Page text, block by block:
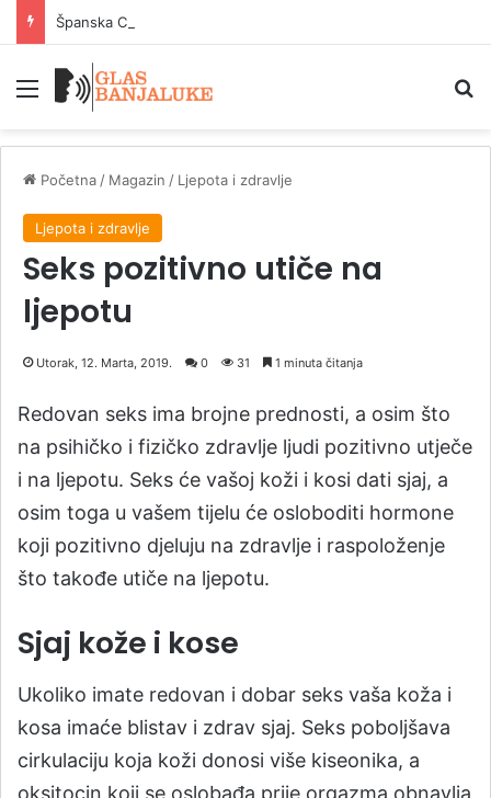
Meni
Početna / Magazin / Ljepota i zdravlje
Ljepota i zdravlje
Seks pozitivno utiče na
ljepotu
Utorak, 12. Marta, 2019. 0 31 1 minuta čitanja
Redovan seks ima brojne prednosti, a osim što
na psihičko i fizičko zdravlje ljudi pozitivno utječe
i na ljepotu. Seks će vašoj koži i kosi dati sjaj, a
osim toga u vašem tijelu će osloboditi hormone
koji pozitivno djeluju na zdravlje i raspoloženje
što takođe utiče na ljepotu.
Sjaj kože i kose
Ukoliko imate redovan i dobar seks vaša koža i
kosa imaće blistav i zdrav sjaj. Seks poboljšava
cirkulaciju koja koži donosi više kiseonika, a
oksitocin koji se oslobađa prije orgazma obnavlja